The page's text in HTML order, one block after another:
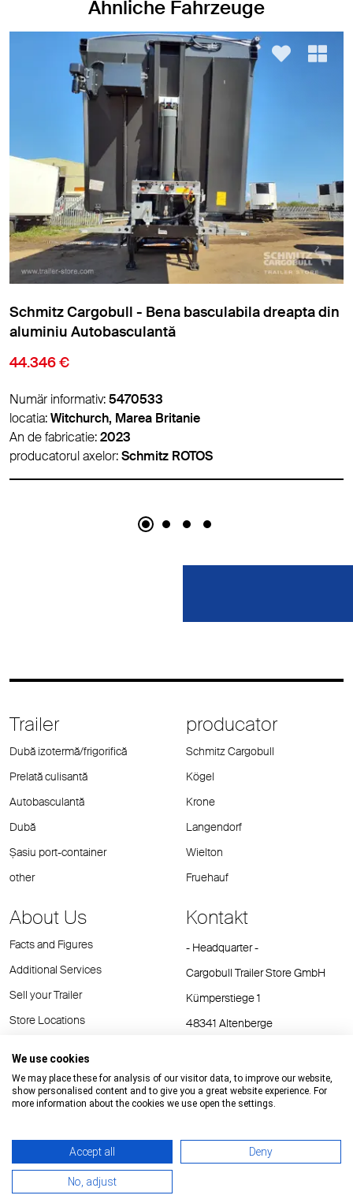
Ähnliche Fahrzeuge
Meierling - Bena basculabila dreapta din aluminiu
Autobasculantă
6.900 €
Numär informativ:5488786
locatia:Panevėžys, Lituania
An de fabricatie:2012
producatorul axelor:BPW
Trailer
Dubă izotermă/frigorifică
Prelată culisantă
Autobasculantă
Dubă
Şasiu port-container
other
producator
Schmitz Cargobull
Kögel
Krone
Langendorf
Wielton
Fruehauf
About Us
Facts and Figures
Additional Services
Sell your Trailer
Store Locations
Kontakt
- Headquarter -
Cargobull Trailer Store GmbH
Kümperstiege 1
48341 Altenberge
E-Mail:cts@cargobull.com
Impressum / Rechtliche Hinweise Datenschutz
We use cookies
We may place these for analysis of our visitor data, to improve our website,
show personalised content and to give you a great website experience. For
more information about the cookies we use open the settings.
Accept all Deny
No, adjust